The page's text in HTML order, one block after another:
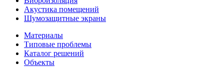
Акустика помещений
Шумозащитные экраны
Материалы
Типовые проблемы
Каталог решений
Объекты